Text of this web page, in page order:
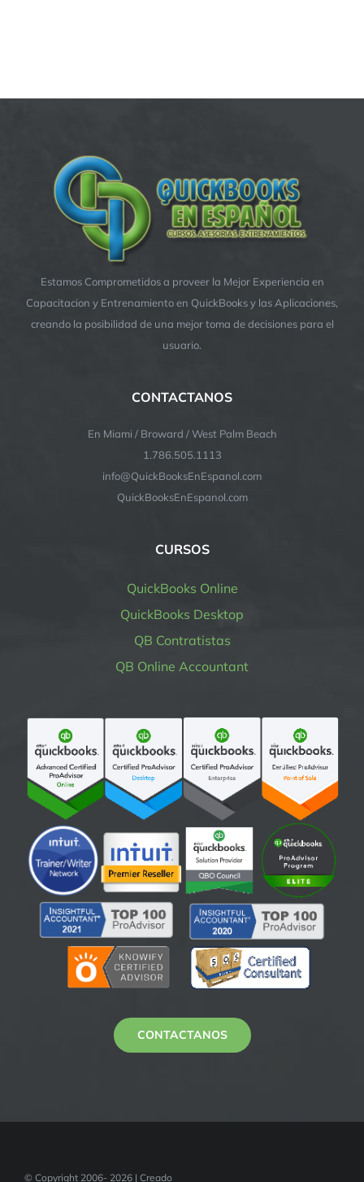
Estamos Comprometidos a proveer la Mejor Experiencia en
Capacitacion y Entrenamiento en QuickBooks y las Aplicaciones,
creando la posibilidad de una mejor toma de decisiones para el
usuario.
CONTACTANOS
En Miami / Broward / West Palm Beach
1.786.505.1113
info@QuickBooksEnEspanol.com
QuickBooksEnEspanol.com
CURSOS
QuickBooks Online
QuickBooks Desktop
QB Contratistas
QB Online Accountant
CONTACTANOS
© Copyright 2006- 2026 | Creado